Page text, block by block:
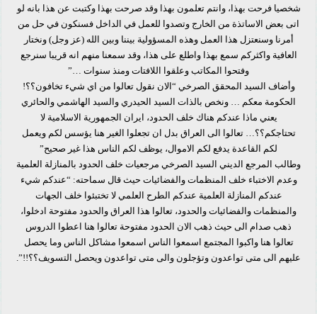
شخصيا فرحت بهذا، وانتم تعلمون بهذا وقد صرحت بهذا وكتبت عن هذا بانه لو
اتى بعض الاساتذة من الخارج وتصدوا للعمل في الداخل فسنكون في حل من
أمرنا وسنعتزل هذا العمل وهذه المسؤولية بيننا وبين الله (عز وجل) ونختار
العافية واكثركم سمع بهذا واطلع على هذا، وقد سمعنا منهم انه قريبا سنرجع
وفتحوا المكاتب وعلقوا اللافتات ومنذ سنوات …”
وأضاف السيد المحقق الصرخي “الان نقول تعالوا من اي شيء تخافون؟؟!
الحكومة معكم … ونخص بالذات السيد الحيدري والسيد الهاشمي والحائري
يعني ماذا عندكم هناك خلف الحدود، ايران الجمهورية الاسلامية لا
تحتاجكم؟؟… تعالوا الى العراق بدل ان تجعلوا الغير هنا يؤسس لكم ويعمل
لكم القاعدة يدفع لكم الاموال، يوظف لكم الناس هذا غير صحيح”
وطالب المرجع الديني السيد الصرخي مرجعيات خلف الحدود بالمنازلة العلمية
وعدم الاختباء خلف المنظمات والفضائيات حيث قال سماحته: “عندكم شيء
عندكم المنازلة العلمية عندكم الطرح العلمي لا تختبئوا خلف الجهات
والمنظمات والفضائيات والحدود، تعالوا هذا العراق والحدود مفتوحة ادخلوا،
ذهب صدام الى حيث ذهب الان الحدود مفتوحة تعالوا هنا اعطوا الدروس
تعالوا هنا واكبوا المجتمع اسمعوا الناس اسمعوا مشاكل الناس وما يحصل
عليهم الى متى تواعدون وتؤجلون والى متى تواعدون ويحصل التسويف؟؟!!”.